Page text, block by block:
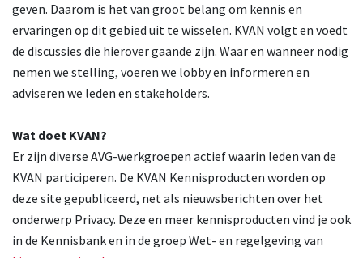
geven. Daarom is het van groot belang om kennis en
ervaringen op dit gebied uit te wisselen. KVAN volgt en voedt
de discussies die hierover gaande zijn. Waar en wanneer nodig
nemen we stelling, voeren we lobby en informeren en
adviseren we leden en stakeholders.
Wat doet KVAN?
Er zijn diverse AVG-werkgroepen actief waarin leden van de
KVAN participeren. De KVAN Kennisproducten worden op
deze site gepubliceerd, net als nieuwsberichten over het
onderwerp Privacy. Deze en meer kennisproducten vind je ook
in de Kennisbank en in de groep Wet- en regelgeving van